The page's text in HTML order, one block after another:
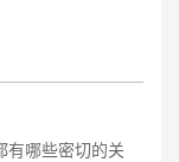
有哪些密切的关